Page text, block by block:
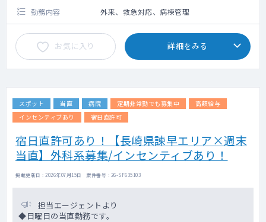
勤務内容 外来、救急対応、病棟管理
お気に入り 詳細をみる
スポット 当直 病院 定期非常勤でも募集中
高額給与
インセンティブあり
宿日直許可
宿日直許可あり！【長崎県諫早エリア×週末
当直】外科系募集/インセンティブあり！
掲載更新日 : 2026年07月15日 案件番号 : 26-SF635103
担当エージェントより
◆日曜日の当直勤務です。